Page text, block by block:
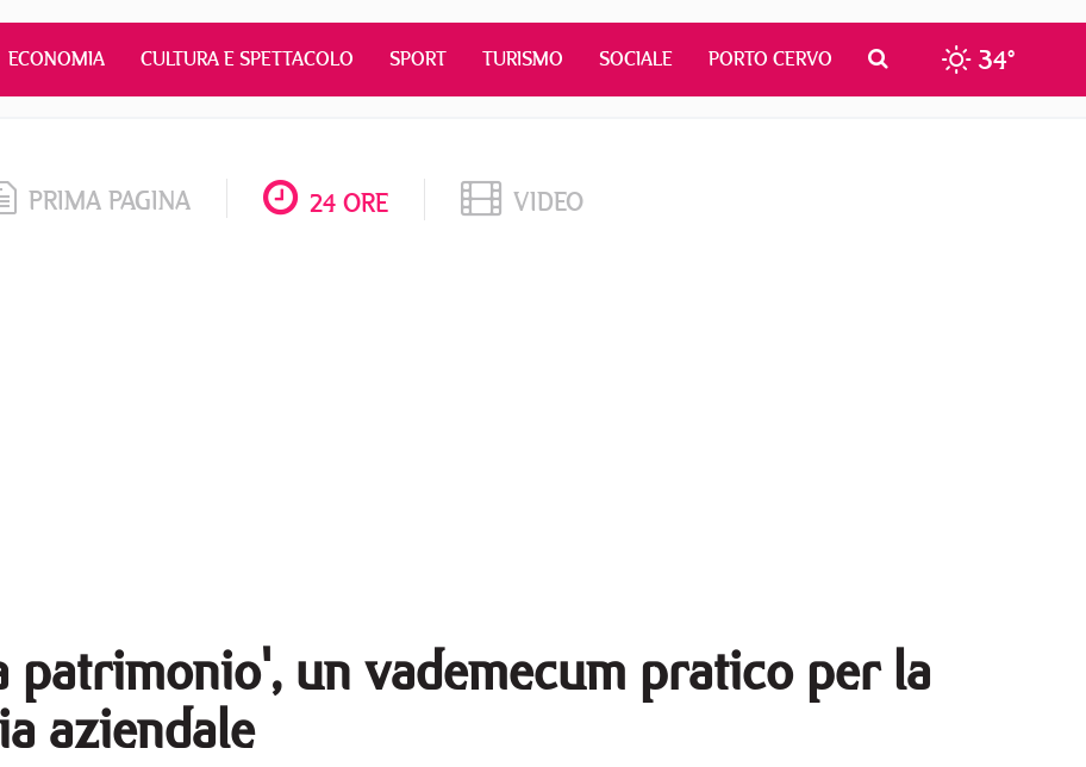
ECONOMIA CULTURA E SPETTACOLO SPORT TURISMO SOCIALE PORTO CERVO 34°
PRIMA PAGINA 24 ORE VIDEO
patrimonio', un vademecum pratico per la
aziendale